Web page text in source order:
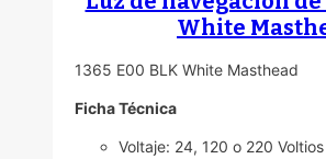
White
1365 E00 BLK White Masthead
FichaTécnica
Voltaje: 24, 120 o 220